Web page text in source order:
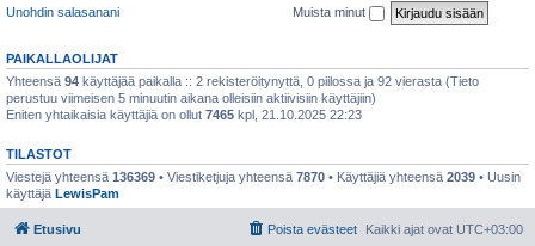
Unohdin salasanani
Muista minut
PAIKALLAOLIJAT
Yhteensä 94 käyttäjää paikalla :: 2 rekisteröitynyttä, 0 piilossa ja 92 vierasta (Tieto
perustuu viimeisen 5 minuutin aikana olleisiin aktiivisiin käyttäjiin)
Eniten yhtaikaisia käyttäjiä on ollut 7465 kpl, 21.10.2025 22:23
TILASTOT
Viestejä yhteensä 136369 • Viestiketjuja yhteensä 7870 • Käyttäjiä yhteensä 2039 • Uusin
käyttäjä LewisPam
Etusivu Kaikki ajat ovat UTC+03:00
Poista evästeet